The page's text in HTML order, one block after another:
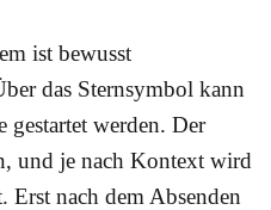
ist bewusst
das Sternsymbol kann
gestartet werden. Der
und je nach Kontext wird
Erst nach dem Absenden